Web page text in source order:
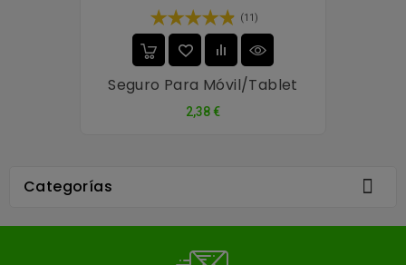
(11)
Seguro Para Móvil/tablet
2,38 €Precio
Categorías 